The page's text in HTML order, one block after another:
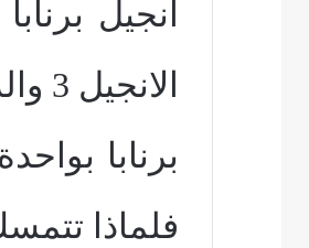
الانجيل 3 والزواج فى انجيل
برنابا
فلماذا